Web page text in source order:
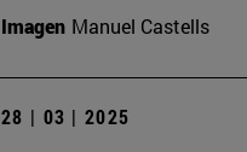
Imagen Manuel Castells
28 | 03 | 2025